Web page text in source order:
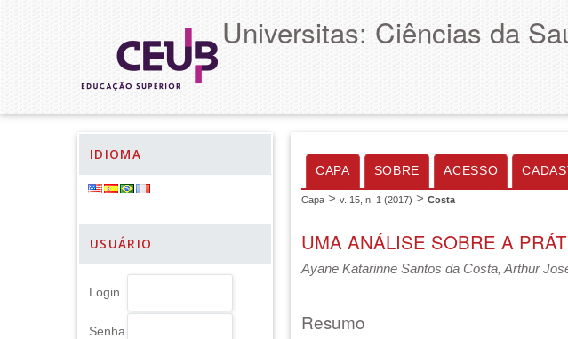
Universitas: Ciências da
IDIOMA
USUÁRIO
Login
Senha
CAPA SOBRE ACESSO
Capa > v. 15, n. 1 (2017) > Costa
UMA ANÁLISE SOBRE A
Ayane Katarinne Santos da Costa, Arthur
Resumo